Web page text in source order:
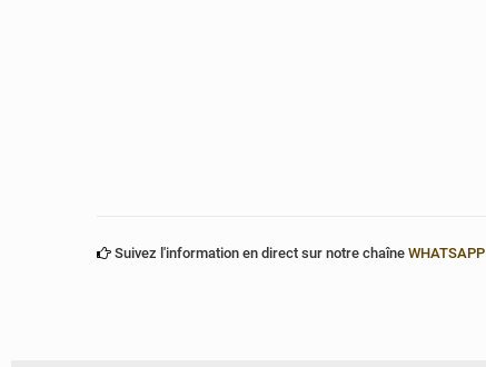
Suivez l'information en direct sur notre chaîne WHATSAPP